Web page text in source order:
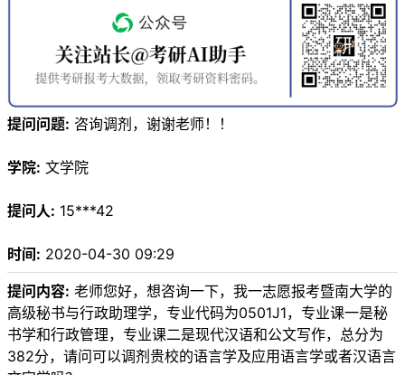
提问问题: 咨询调剂，谢谢老师！！
学院: 文学院
提问人: 15***42
时间: 2020-04-30 09:29
提问内容: 老师您好，想咨询一下，我一志愿报考暨南大学的
高级秘书与行政助理学，专业代码为0501J1，专业课一是秘
书学和行政管理，专业课二是现代汉语和公文写作，总分为
382分，请问可以调剂贵校的语言学及应用语言学或者汉语言